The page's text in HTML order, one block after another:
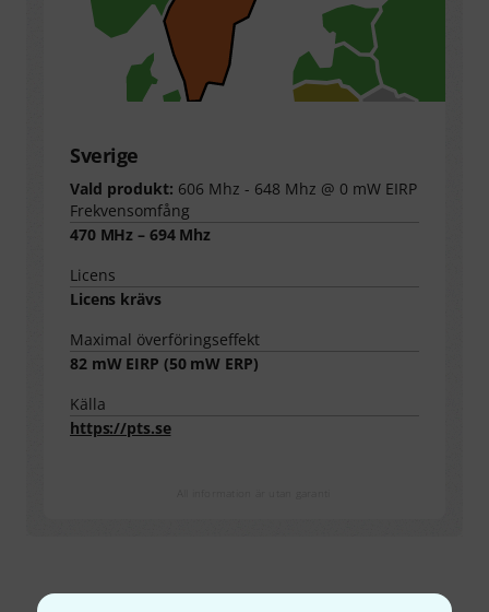
Sverige
Vald produkt: 606 Mhz - 648 Mhz @ 0 mW EIRP
Frekvensomfång
470 MHz – 694 Mhz
Licens
Licens krävs
Maximal överföringseffekt
82mW EIRP (50mW ERP)
Källa
https://pts.se